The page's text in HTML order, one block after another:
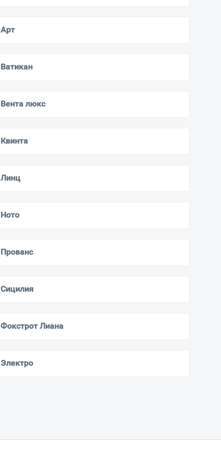
Арт
Ватикан
Вента люкс
Квинта
Линц
Ното
Прованс
Сицилия
Фокстрот Лиана
Электро